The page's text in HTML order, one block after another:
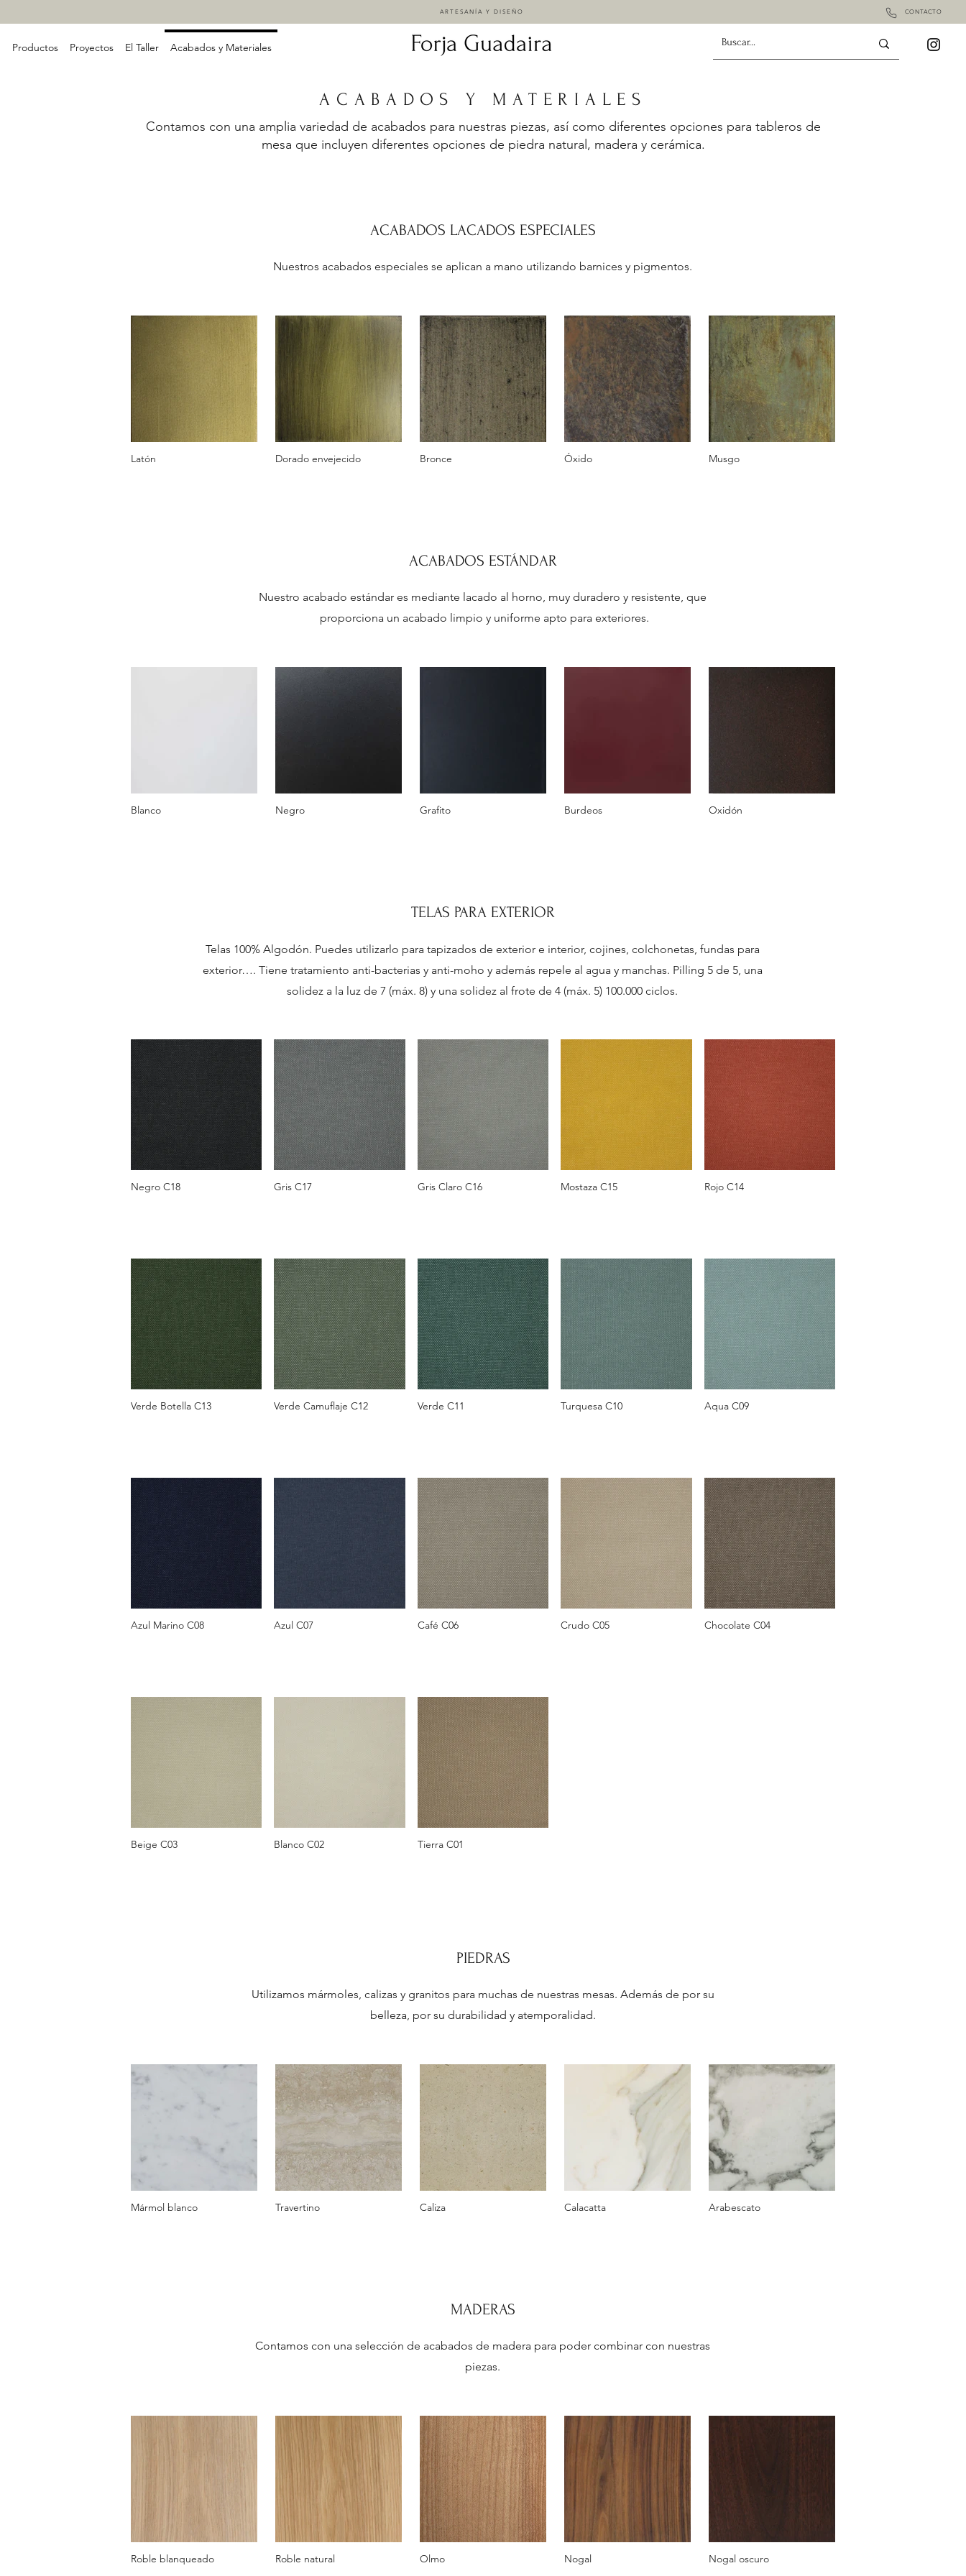
ARTESANÍA Y DISEÑO CONTACTO
Productos Proyectos El Taller Acabados y Materiales
ACABADOS Y MATERIALES
Contamos con una amplia variedad de acabados para nuestras piezas, así como diferentes opciones para tableros de
mesa que incluyen diferentes opciones de piedra natural, madera y cerámica.
ACABADOS LACADOS ESPECIALES
Nuestros acabados especiales se aplican a mano utilizando barnices y pigmentos.
Latón Dorado envejecido Bronce Óxido Musgo
ACABADOS ESTÁNDAR
Nuestro acabado estándar es mediante lacado al horno, muy duradero y resistente, que
proporciona un acabado limpio y uniforme apto para exteriores.
Blanco Negro Grafito Burdeos Oxidón
TELAS PARA EXTERIOR
Telas 100% Algodón. Puedes utilizarlo para tapizados de exterior e interior, cojines, colchonetas, fundas para
exterior…. Tiene tratamiento anti-bacterias y anti-moho y además repele al agua y manchas. Pilling 5 de 5, una
solidez a la luz de 7 (máx. 8) y una solidez al frote de 4 (máx. 5) 100.000 ciclos.
Negro C18 Gris C17 Gris Claro C16 Mostaza C15 Rojo C14
Verde Botella C13 Verde Camuflaje C12 Verde C11 Turquesa C10 Aqua C09
Azul Marino C08 Azul C07 Café C06 Crudo C05 Chocolate C04
Beige C03 Blanco C02 Tierra C01
PIEDRAS
Utilizamos mármoles, calizas y granitos para muchas de nuestras mesas. Además de por su
belleza, por su durabilidad y atemporalidad.
Mármol blanco Travertino Caliza Calacatta Arabescato
MADERAS
Contamos con una selección de acabados de madera para poder combinar con nuestras
piezas.
Roble blanqueado Roble natural Olmo Nogal Nogal oscuro